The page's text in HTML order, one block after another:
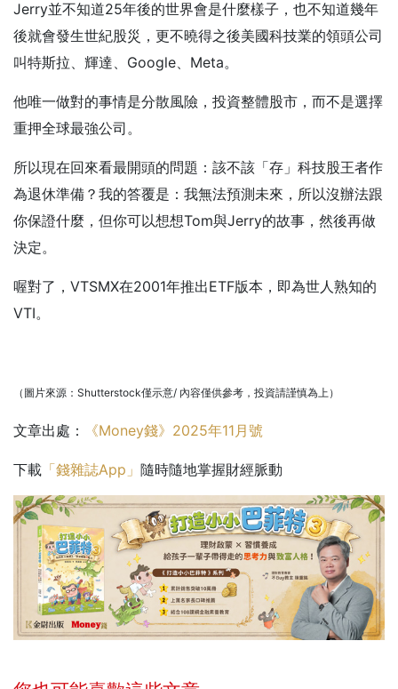
Jerry並不知道25年後的世界會是什麼樣子，也不知道幾年
後就會發生世紀股災，更不曉得之後美國科技業的領頭公司
叫特斯拉、輝達、Google、Meta。
他唯一做對的事情是分散風險，投資整體股市，而不是選擇
重押全球最強公司。
所以現在回來看最開頭的問題：該不該「存」科技股王者作
為退休準備？我的答覆是：我無法預測未來，所以沒辦法跟
你保證什麼，但你可以想想Tom與Jerry的故事，然後再做
決定。
喔對了，VTSMX在2001年推出ETF版本，即為世人熟知的
VTI。
（圖片來源：Shutterstock僅示意/ 內容僅供參考，投資請謹慎為上）
文章出處： 《Money錢》2025年11月號
下載 「錢雜誌App」 隨時隨地掌握財經脈動